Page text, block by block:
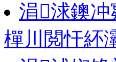
涓浗鐭
樿川閲忓紑